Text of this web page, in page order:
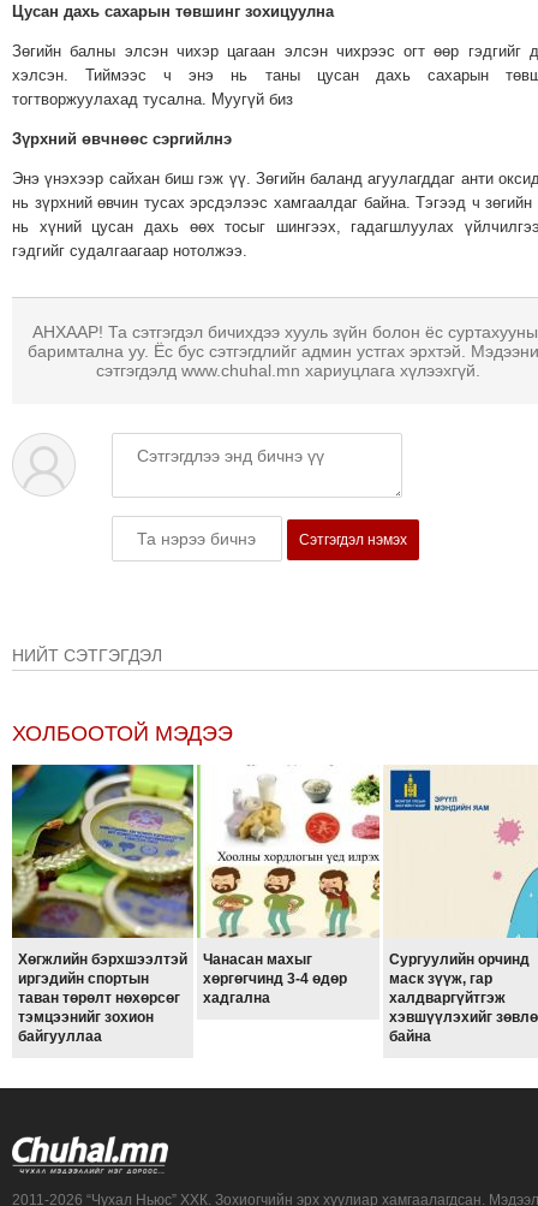
ДҮГЭЭР
ТОЙРОНД
ЗӨРЧЛИЙН
ХУУЛИЙН
СОНГУУЛЬ-2017
Цусан дахь сахарын төвшинг зохицуулна
Зөгийн балны элсэн чихэр цагаан элсэн чихрээс огт өөр гэдгийг
хэлсэн. Тиймээс ч энэ нь таны цусан дахь сахарын
тогтворжуулахад тусална. Муугүй биз
Зүрхний өвчнөөс сэргийлнэ
Энэ үнэхээр сайхан биш гэж үү. Зөгийн баланд агуулагддаг анти
нь зүрхний өвчин тусах эрсдэлээс хамгаалдаг байна. Тэгээд ч зөгийн
нь хүний цусан дахь өөх тосыг шингээх, гадагшлуулах
гэдгийг судалгаагаар нотолжээ.
АНХААР! Та сэтгэгдэл бичихдээ хууль зүйн болон ёс
баримтална уу. Ёс бус сэтгэгдлийг админ устгах эрхтэй.
сэтгэгдэлд www.chuhal.mn хариуцлага хүлээхгүй.
Сэтгэгдэл нэмэх
НИЙТ СЭТГЭГДЭЛ
ХОЛБООТОЙ МЭДЭЭ
Хөгжлийн бэрхшээлтэй
иргэдийн спортын
таван төрөлт нөхөрсөг
тэмцээнийг зохион
байгууллаа
Чанасан махыг
хөргөгчинд 3-4 өдөр
хадгална
Сургуулийн орчинд
маск зүүж, гар
халдваргүйтгэж
хэвшүүлэхийг
байна
2011-2026 “Чухал Ньюс” ХХК. Зохиогчийн эрх хуулиар хамгаалагдсан.